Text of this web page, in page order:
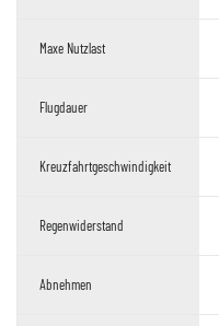
Maxe Nutzlast
Flugdauer
Kreuzfahrtgeschwindigkeit
Regenwiderstand
Abnehmen